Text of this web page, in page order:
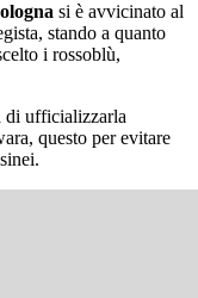
si è avvicinato al
stando a quanto
i rossoblù,
di ufficializzarla
questo per evitare